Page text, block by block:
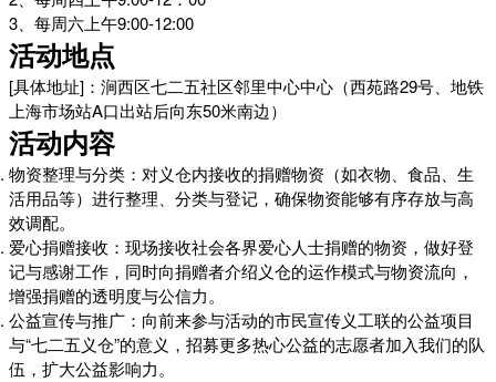
3、每周六上午9:00-12:00
活动地点
[具体地址]：涧西区七二五社区邻里中心中心（西苑路29号、地铁
上海市场站A口出站后向东50米南边）
活动内容
物资整理与分类：对义仓内接收的捐赠物资（如衣物、食品、生
活用品等）进行整理、分类与登记，确保物资能够有序存放与高
效调配。
爱心捐赠接收：现场接收社会各界爱心人士捐赠的物资，做好登
记与感谢工作，同时向捐赠者介绍义仓的运作模式与物资流向，
增强捐赠的透明度与公信力。
公益宣传与推广：向前来参与活动的市民宣传义工联的公益项目
与“七二五义仓”的意义，招募更多热心公益的志愿者加入我们的队
伍，扩大公益影响力。